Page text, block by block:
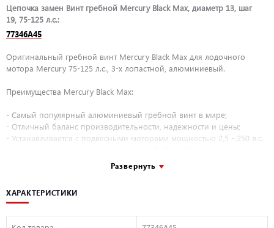
Цепочка замен Винт гребной Mercury Black Max, диаметр 13, шаг
19, 75-125 л.с.:
77346A45
Оригинальный гребной винт Mercury Black Max для лодочного
мотора Mercury 75-125 л.с., 3-х лопастной, алюминиевый.
Преимущества Mercury Black Max:
- Самый популярный алюминиевый гребной винт в мире;
- Отличный баланс производительности, надежности и цены;
- Устанавливается с подвесными моторами мощностью 2,5 - 250 л.с.
- Подвесной мотор Mercury (75-125 л.с.)
- Bigfoot мощностью 40-60 л.с. все модели
Развернуть
ХАРАКТЕРИСТИКИ